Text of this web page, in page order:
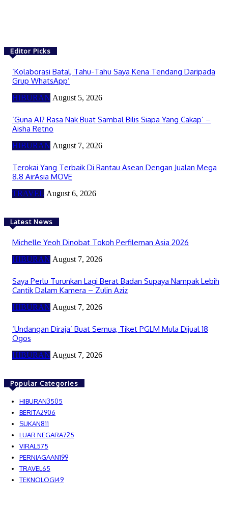
Editor Picks
‘Kolaborasi Batal, Tahu-Tahu Saya Kena Tendang Daripada
Grup WhatsApp’
HIBURAN August 5, 2026
‘Guna AI? Rasa Nak Buat Sambal Bilis Siapa Yang Cakap’ –
Aisha Retno
HIBURAN August 7, 2026
Terokai Yang Terbaik Di Rantau Asean Dengan Jualan Mega
8.8 AirAsia MOVE
TRAVEL August 6, 2026
Latest News
Michelle Yeoh Dinobat Tokoh Perfileman Asia 2026
HIBURAN August 7, 2026
Saya Perlu Turunkan Lagi Berat Badan Supaya Nampak Lebih
Cantik Dalam Kamera – Zulin Aziz
HIBURAN August 7, 2026
‘Undangan Diraja’ Buat Semua, Tiket PGLM Mula Dijual 18
Ogos
HIBURAN August 7, 2026
Popular Categories
HIBURAN3505
BERITA2906
SUKAN811
LUAR NEGARA725
VIRAL575
PERNIAGAAN199
TRAVEL65
TEKNOLOGI49